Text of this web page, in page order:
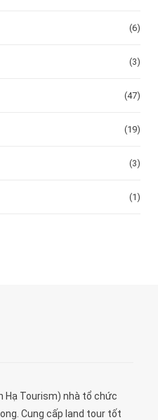
(6)
(3)
(47)
(19)
(3)
(1)
Hạ Tourism) nhà tổ chức
Cung cấp land tour tốt